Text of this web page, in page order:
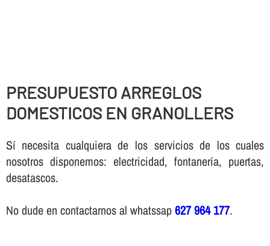
PRESUPUESTO ARREGLOS
DOMESTICOS EN GRANOLLERS
Sí necesita cualquiera de los servicios de los cuales
nosotros disponemos: electricidad, fontanería, puertas,
desatascos.
No dude en contactarnos al whatssap627 964 177.